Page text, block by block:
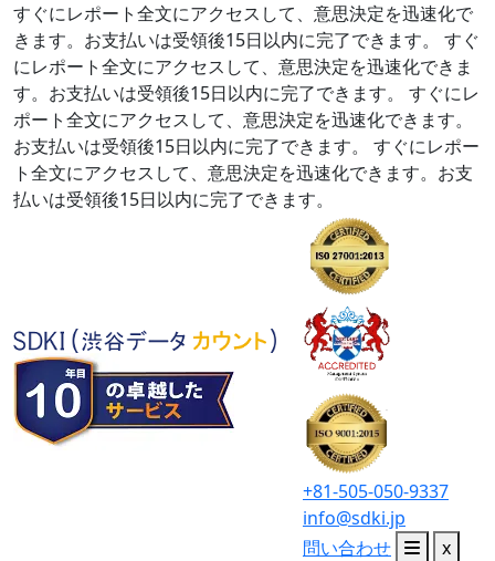
すぐにレポート全文にアクセスして、意思決定を迅速化で
きます。お支払いは受領後15日以内に完了できます。
すぐ
にレポート全文にアクセスして、意思決定を迅速化できま
す。お支払いは受領後15日以内に完了できます。
すぐにレ
ポート全文にアクセスして、意思決定を迅速化できます。
お支払いは受領後15日以内に完了できます。
すぐにレポー
ト全文にアクセスして、意思決定を迅速化できます。お支
払いは受領後15日以内に完了できます。
+81-505-050-9337
info@sdki.jp
問い合わせ
x